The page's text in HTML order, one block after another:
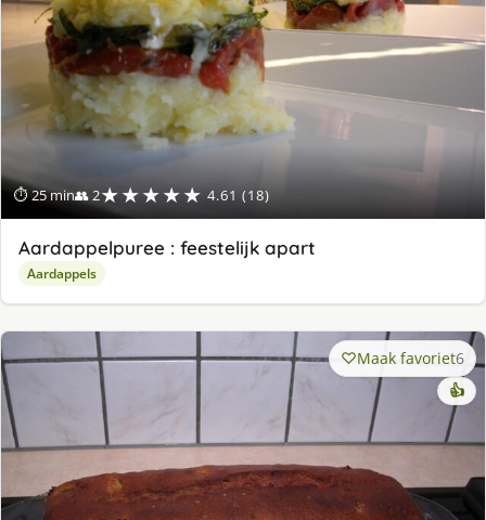
⏱ 25 min👥 2★★★★★ 4.61 (18)
Aardappelpuree : feestelijk apart
Aardappels
Maak favoriet6
👍